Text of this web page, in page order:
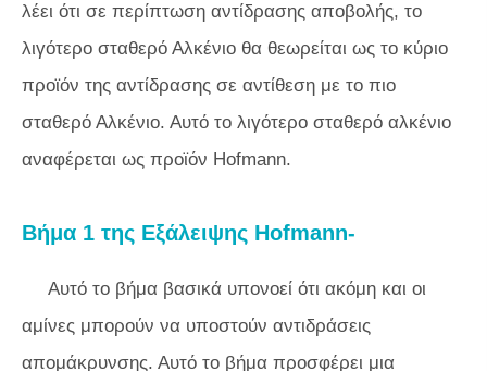
λέει ότι σε περίπτωση αντίδρασης αποβολής, το
λιγότερο σταθερό Αλκένιο θα θεωρείται ως το κύριο
προϊόν της αντίδρασης σε αντίθεση με το πιο
σταθερό Αλκένιο. Αυτό το λιγότερο σταθερό αλκένιο
αναφέρεται ως προϊόν Hofmann.
Βήμα 1 της Εξάλειψης Hofmann-
Αυτό το βήμα βασικά υπονοεί ότι ακόμη και οι
αμίνες μπορούν να υποστούν αντιδράσεις
απομάκρυνσης. Αυτό το βήμα προσφέρει μια